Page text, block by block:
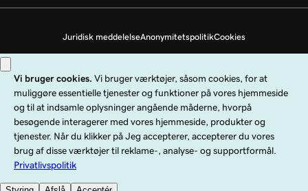
Juridisk meddelelseAnonymitetspolitikCookies
Copyright © 1999 - 2026 GoDaddy Operating Company, LLC. Alle rettigheder
forbeholdes. GoDaddy-ordmærket er et registreret varemærke tilhørende
GoDaddy Operating Company, LLC i USA og andre lande. "GO"-logoet er et
registreret varemærke tilhørende GoDaddy.com, LLC i USA.
Brug af denne hjemmeside er underlagt udtrykkelige brugsbetingelser. Ved at
bruge denne hjemmeside accepterer du, at du er bundet af disse
servicebetingelser